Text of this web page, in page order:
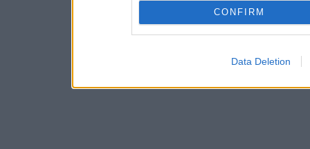
CONFIRM
Data Deletion